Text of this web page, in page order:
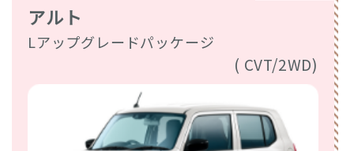
アルト
Lアップグレードパッケージ
( CVT/2WD)